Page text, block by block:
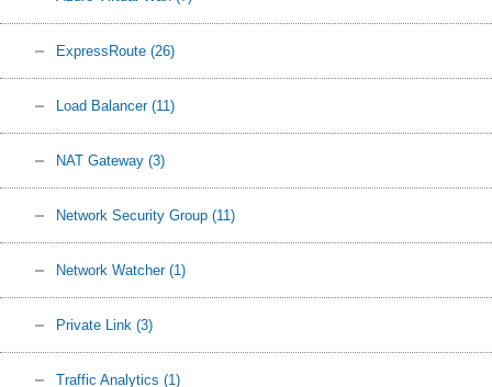
ExpressRoute (26)
Load Balancer (11)
NAT Gateway (3)
Network Security Group (11)
Network Watcher (1)
Private Link (3)
Traffic Analytics (1)